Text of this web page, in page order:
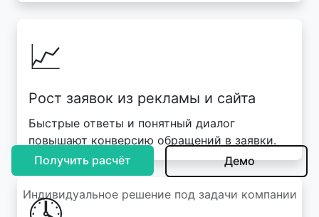
📈
Рост заявок из рекламы и сайта
Быстрые ответы и понятный диалог
повышают конверсию обращений в заявки.
Получить расчёт Демо
Индивидуальное решение под задачи компании